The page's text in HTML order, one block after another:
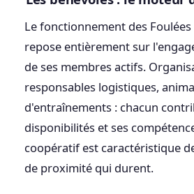
Le fonctionnement des Foulées
repose entièrement sur
de ses membres actifs.
responsables logistiques,
d'entraînements : chacun
disponibilités et ses
coopératif est caractéristique
de proximité qui durent.